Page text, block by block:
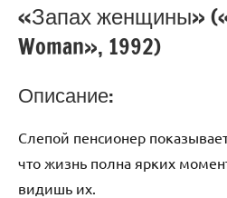
«Запах женщины»
Woman», 1992)
Описание:
Слепой пенсионер
что жизнь полна ярких
видишь их.